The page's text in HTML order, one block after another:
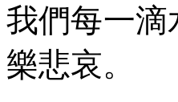
我們每一滴
樂悲哀。